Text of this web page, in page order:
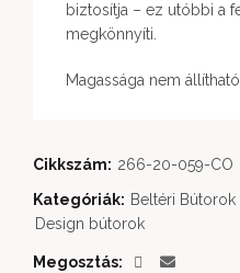
biztosítja – ez utóbbi a
megkönnyíti.
Magassága nem állítható.
Cikkszám: 266-20-059-CO
Kategóriák: Beltéri Bútorok
Design bútorok
Megosztás